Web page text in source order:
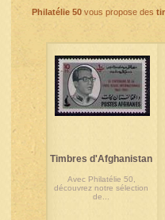
Philatélie 50 vous propose des
Timbres d'Afghanistan
Avec Philatélie 50,
découvrez notre sélection
de...